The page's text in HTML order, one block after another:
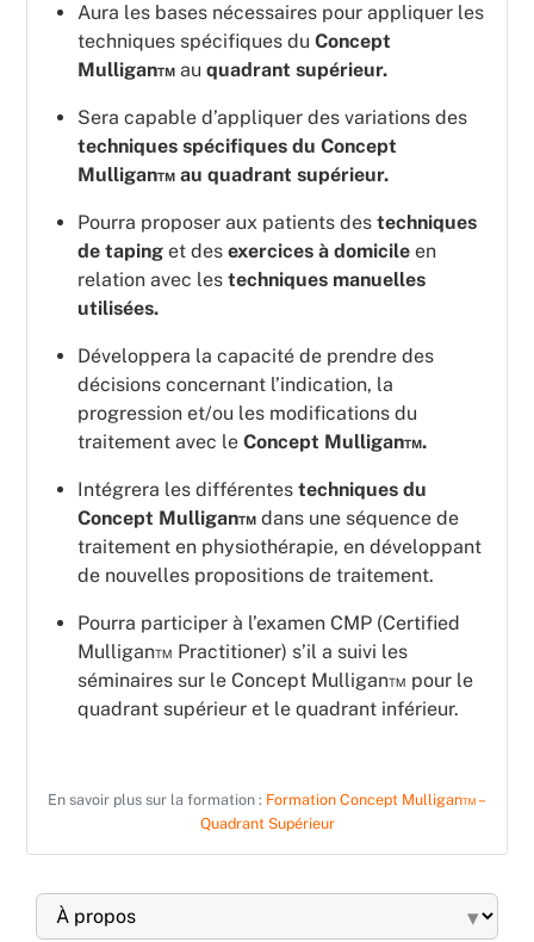
Aura les bases nécessaires pour appliquer les
techniques spécifiques du Concept
Mulligan™ au quadrant supérieur.
Sera capable d’appliquer des variations des
techniques spécifiques du Concept
Mulligan™ au quadrant supérieur.
Pourra proposer aux patients des techniques
de taping et des exercices à domicile en
relation avec les techniques manuelles
utilisées.
Développera la capacité de prendre des
décisions concernant l’indication, la
progression et/ou les modifications du
traitement avec le Concept Mulligan™.
Intégrera les différentes techniques du
Concept Mulligan™ dans une séquence de
traitement en physiothérapie, en développant
de nouvelles propositions de traitement.
Pourra participer à l’examen CMP (Certified
Mulligan™ Practitioner) s’il a suivi les
séminaires sur le Concept Mulligan™ pour le
quadrant supérieur et le quadrant inférieur.
En savoir plus sur la formation : Formation Concept Mulligan™ –
Quadrant Supérieur
▾